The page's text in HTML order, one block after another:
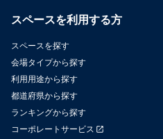
スペースを利用する方
スペースを探す
会場タイプから探す
利用用途から探す
都道府県から探す
ランキングから探す
コーポレートサービス